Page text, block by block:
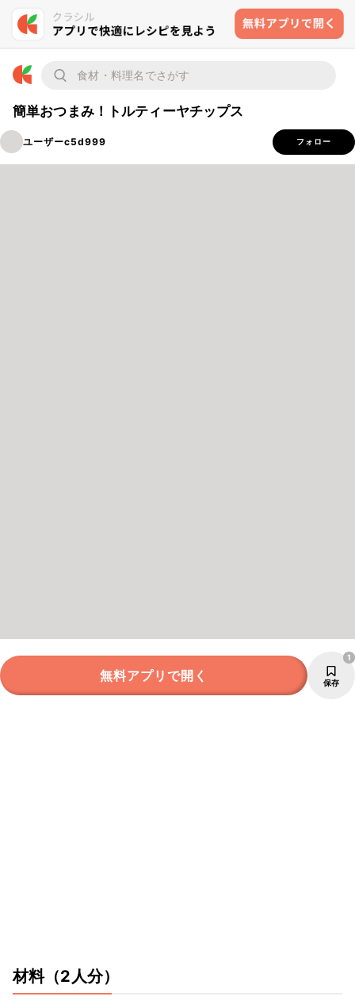
簡単おつまみ！トルティーヤチップス
ユーザーc5d999 フォロー
無料アプリで開く 保存
1
材料（2人分）